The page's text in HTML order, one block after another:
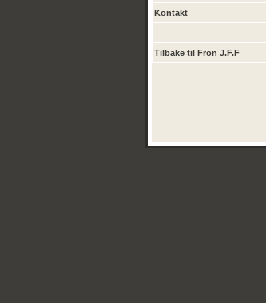
Kontakt
Tilbake til Fron J.F.F